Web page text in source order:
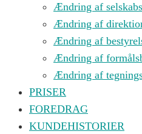
Ændring af
Ændring af
Ændring af
Ændring af
Ændring af
PRISER
FOREDRAG
KUNDEHISTORIER